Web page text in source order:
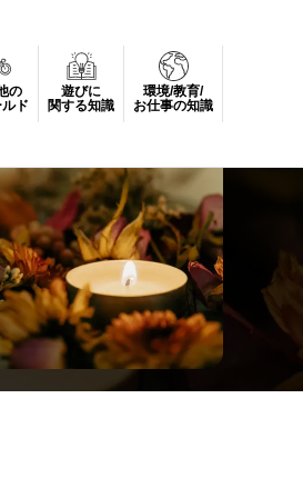
の
ド
遊びに
関する知識
環境/教育/
お仕事の知識